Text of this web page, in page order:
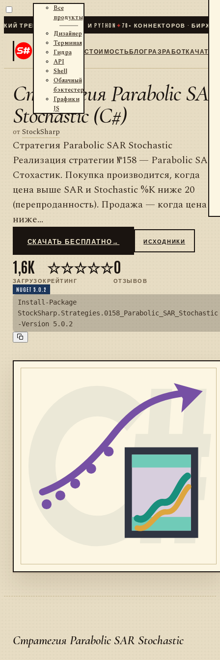
ТРЕЙДИНГ ДЛЯ .NET И PYTHON✦ 70+ КОННЕКТОРОВ · БИРЖИ ·
Все
продукты
Дизайнер
Терминал
Гидра
API
Shell
Облачный
бэктестер
Графики
JS
СТОИМОСТЬБЛОГРАЗРАБОТКАЧАТ
Стратегия Parabolic
Stochastic (C#)
отStockSharp
Стратегия Parabolic SAR Stochastic
Реализация стратегии №158 — Parabolic SAR
Стохастик. Покупка производится, когда
цена выше SAR и Stochastic %K ниже 20
(перепроданность). Продажа — когда цена
ниже...
СКАЧАТЬ БЕСПЛАТНО → ИСХОДНИКИ
1,6K
ЗАГРУЗОК
☆☆☆☆☆
РЕЙТИНГ
0
ОТЗЫВОВ
NUGET 5.0.2
Install-Package
StockSharp.Strategies.0158_Parabolic_SAR_Stochastic
-Version 5.0.2
Стратегия Parabolic SAR Stochastic